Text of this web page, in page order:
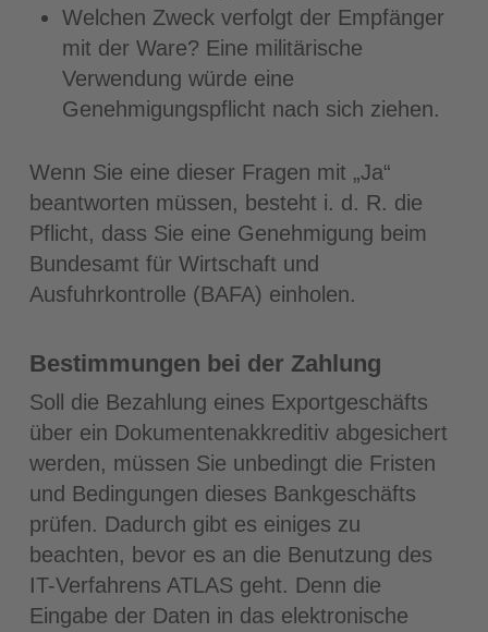
Welchen Zweck verfolgt der Empfänger
mit der Ware? Eine militärische
Verwendung würde eine
Genehmigungspflicht nach sich ziehen.
Wenn Sie eine dieser Fragen mit „Ja“
beantworten müssen, besteht i. d. R. die
Pflicht, dass Sie eine Genehmigung beim
Bundesamt für Wirtschaft und
Ausfuhrkontrolle (BAFA) einholen.
Bestimmungen bei der Zahlung
Soll die Bezahlung eines Exportgeschäfts
über ein Dokumentenakkreditiv abgesichert
werden, müssen Sie unbedingt die Fristen
und Bedingungen dieses Bankgeschäfts
prüfen. Dadurch gibt es einiges zu
beachten, bevor es an die Benutzung des
IT-Verfahrens ATLAS geht. Denn die
Eingabe der Daten in das elektronische